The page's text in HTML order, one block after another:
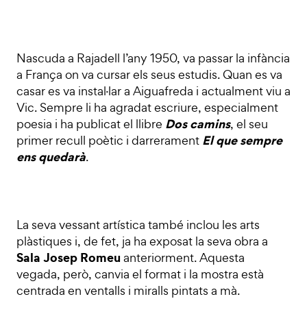
Nascuda a Rajadell l’any 1950, va passar la infància
a França on va cursar els seus estudis. Quan es va
casar es va instal·lar a Aiguafreda i actualment viu a
Vic. Sempre li ha agradat escriure, especialment
poesia i ha publicat el llibre Dos camins, el seu
primer recull poètic i darrerament El que sempre
ens quedarà.
La seva vessant artística també inclou les arts
plàstiques i, de fet, ja ha exposat la seva obra a
Sala Josep Romeu anteriorment. Aquesta
vegada, però, canvia el format i la mostra està
centrada en ventalls i miralls pintats a mà.